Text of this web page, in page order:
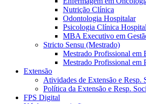
Nutrição Clínica
Odontologia Hospitalar
Psicologia Clínica
MBA Executivo em
Stricto Sensu (Mestrado)
Mestrado Profissional em
Mestrado Profissional em
Extensão
Atividades de Extensão e Resp.
Política da Extensão e Resp.
FPS Digital